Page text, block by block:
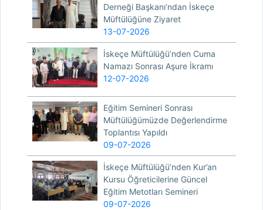
Derneği Başkanı’ndan İskeçe
Müftülüğüne Ziyaret
13-07-2026
İskeçe Müftülüğü’nden Cuma
Namazı Sonrası Aşure İkramı
12-07-2026
Eğitim Semineri Sonrası
Müftülüğümüzde Değerlendirme
Toplantısı Yapıldı
09-07-2026
İskeçe Müftülüğü’nden Kur’an
Kursu Öğreticilerine Güncel
Eğitim Metotları Semineri
09-07-2026